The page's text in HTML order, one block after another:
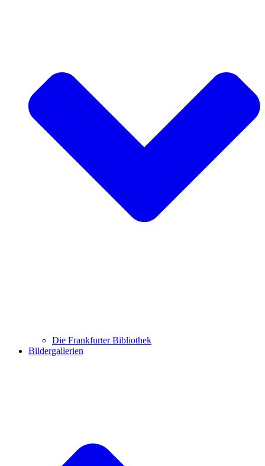
Die Frankfurter Bibliothek
Bildergallerien